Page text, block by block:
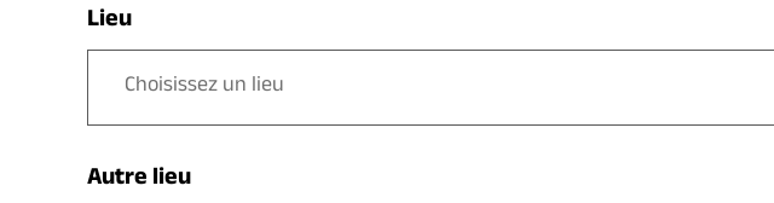
Lieu
Autre lieu